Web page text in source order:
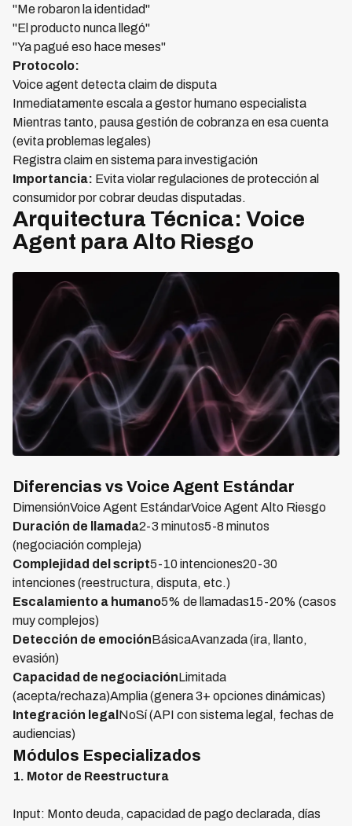
"Me robaron la identidad"
"El producto nunca llegó"
"Ya pagué eso hace meses"
Protocolo:
Voice agent detecta claim de disputa
Inmediatamente escala a gestor humano especialista
Mientras tanto, pausa gestión de cobranza en esa cuenta
(evita problemas legales)
Registra claim en sistema para investigación
Importancia: Evita violar regulaciones de protección al
consumidor por cobrar deudas disputadas.
Arquitectura Técnica: Voice
Agent para Alto Riesgo
Diferencias vs Voice Agent Estándar
DimensiónVoice Agent EstándarVoice Agent Alto Riesgo
Duración de llamada2-3 minutos5-8 minutos
(negociación compleja)
Complejidad del script5-10 intenciones20-30
intenciones (reestructura, disputa, etc.)
Escalamiento a humano5% de llamadas15-20% (casos
muy complejos)
Detección de emoción BásicaAvanzada (ira, llanto,
evasión)
Capacidad de negociación Limitada
(acepta/rechaza)Amplia (genera 3+ opciones dinámicas)
Integración legal NoSí (API con sistema legal, fechas de
audiencias)
Módulos Especializados
1. Motor de Reestructura
Input: Monto deuda, capacidad de pago declarada, días